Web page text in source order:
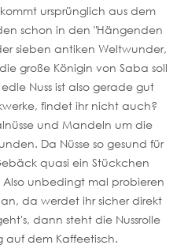
ursprünglich aus dem
schon in den "Hängenden
sieben antiken Weltwunder,
große Königin von Saba soll
Nuss ist also gerade gut
findet ihr nicht auch?
und Mandeln um die
Da Nüsse so gesund für
quasi ein Stückchen
Also unbedingt mal probieren
da werdet ihr sicher direkt
dann steht die Nussrolle
dem Kaffeetisch.